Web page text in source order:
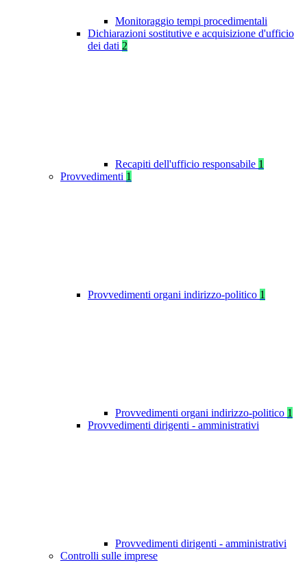
Monitoraggio tempi procedimentali
Dichiarazioni sostitutive e acquisizione d'ufficio
dei dati 2
Recapiti dell'ufficio responsabile 1
Provvedimenti 1
Provvedimenti organi indirizzo-politico 1
Provvedimenti organi indirizzo-politico 1
Provvedimenti dirigenti - amministrativi
Provvedimenti dirigenti - amministrativi
Controlli sulle imprese